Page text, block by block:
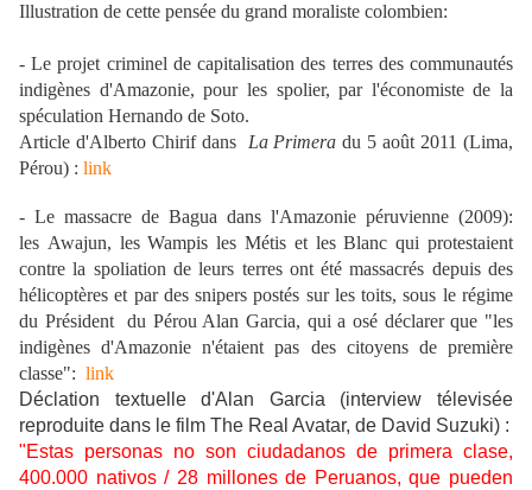
Illustration de cette pensée du grand moraliste colombien:
- Le projet criminel de capitalisation des terres des communautés
indigènes d'Amazonie, pour les spolier, par l'économiste de la
spéculation Hernando de Soto.
Article d'Alberto Chirif dans La Primera du 5 août 2011 (Lima,
Pérou) : link
- Le massacre de Bagua dans l'Amazonie péruvienne (2009):
les Awajun, les Wampis les Métis et les Blanc qui protestaient
contre la spoliation de leurs terres ont été massacrés depuis des
hélicoptères et par des snipers postés sur les toits, sous le régime
du Président du Pérou Alan Garcia, qui a osé déclarer que "les
indigènes d'Amazonie n'étaient pas des citoyens de première
classe": link
Déclation textuelle d'Alan Garcia (interview télevisée
reproduite dans le film The Real Avatar, de David Suzuki) :
"Estas personas no son ciudadanos de primera clase,
400.000 nativos / 28 millones de Peruanos, que pueden